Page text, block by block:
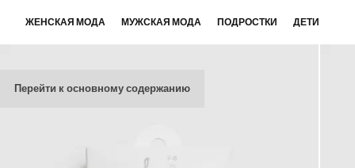
Перейти к основному содержанию
ЖЕНСКАЯ МОДА МУЖСКАЯ МОДА ПОДРОСТКИ ДЕТИ